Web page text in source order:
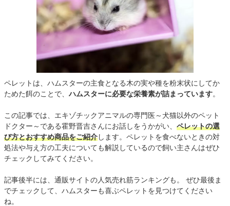
ペレットは、ハムスターの主食となる木の実や種を粉末状にしてか
ためた餌のことで、ハムスターに必要な栄養素が詰まっています。
この記事では、エキゾチックアニマルの専門医～犬猫以外のペット
ドクター～である霍野晋吉さんにお話しをうかがい、 ペレットの選
び方とおすすめ商品をご紹介します。ペレットを食べないときの対
処法や与え方の工夫についても解説しているので飼い主さんはぜひ
チェックしてみてください。
記事後半には、通販サイトの人気売れ筋ランキングも。 ぜひ最後ま
でチェックして、ハムスターも喜ぶペレットを見つけてください
ね。